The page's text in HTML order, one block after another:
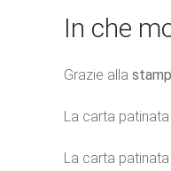
In che
Grazie alla
La carta
La carta